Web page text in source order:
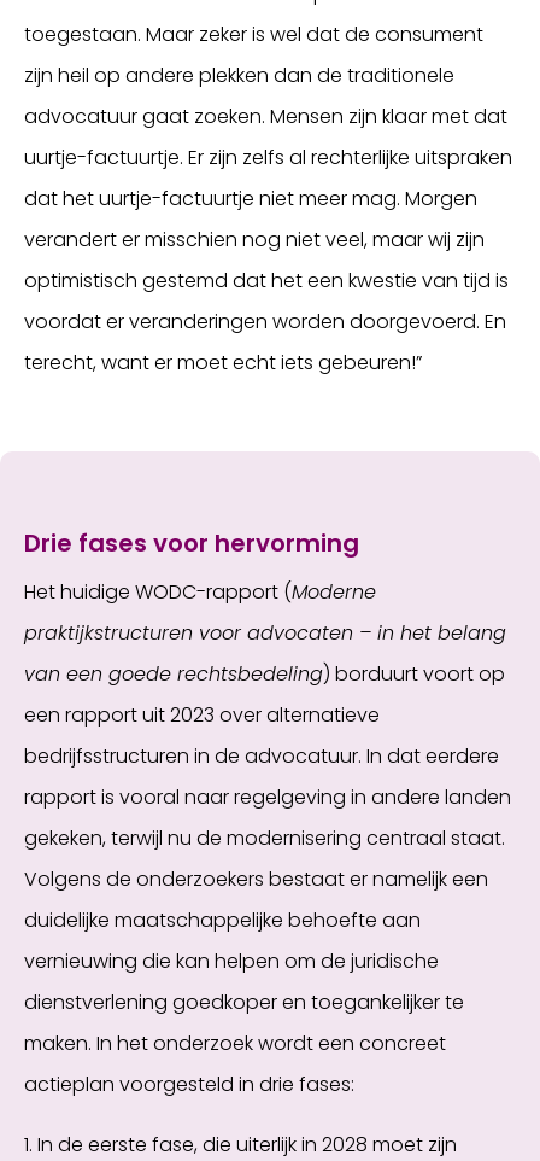
toegestaan. Maar zeker is wel dat de consument
zijn heil op andere plekken dan de traditionele
advocatuur gaat zoeken. Mensen zijn klaar met dat
uurtje-factuurtje. Er zijn zelfs al rechterlijke uitspraken
dat het uurtje-factuurtje niet meer mag. Morgen
verandert er misschien nog niet veel, maar wij zijn
optimistisch gestemd dat het een kwestie van tijd is
voordat er veranderingen worden doorgevoerd. En
terecht, want er moet echt iets gebeuren!”
Drie fases voor hervorming
Het huidige WODC-rapport (Moderne
praktijkstructuren voor advocaten – in het belang
van een goede rechtsbedeling) borduurt voort op
een rapport uit 2023 over alternatieve
bedrijfsstructuren in de advocatuur. In dat eerdere
rapport is vooral naar regelgeving in andere landen
gekeken, terwijl nu de modernisering centraal staat.
Volgens de onderzoekers bestaat er namelijk een
duidelijke maatschappelijke behoefte aan
vernieuwing die kan helpen om de juridische
dienstverlening goedkoper en toegankelijker te
maken. In het onderzoek wordt een concreet
actieplan voorgesteld in drie fases:
1. In de eerste fase, die uiterlijk in 2028 moet zijn